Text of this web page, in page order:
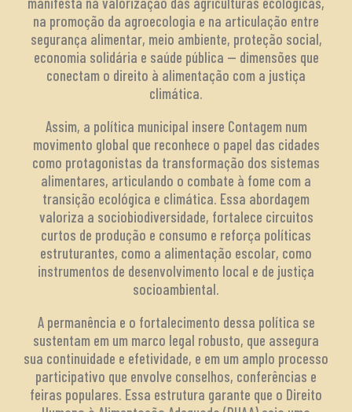
na promoção da agroecologia e na articulação entre
segurança alimentar, meio ambiente, proteção social,
economia solidária e saúde pública — dimensões que
conectam o direito à alimentação com a justiça
climática.
Assim, a política municipal insere Contagem num
movimento global que reconhece o papel das cidades
como protagonistas da transformação dos sistemas
alimentares, articulando o combate à fome com a
transição ecológica e climática. Essa abordagem
valoriza a sociobiodiversidade, fortalece circuitos
curtos de produção e consumo e reforça políticas
estruturantes, como a alimentação escolar, como
instrumentos de desenvolvimento local e de justiça
socioambiental.
A permanência e o fortalecimento dessa política se
sustentam em um marco legal robusto, que assegura
sua continuidade e efetividade, e em um amplo processo
participativo que envolve conselhos, conferências e
feiras populares. Essa estrutura garante que o Direito